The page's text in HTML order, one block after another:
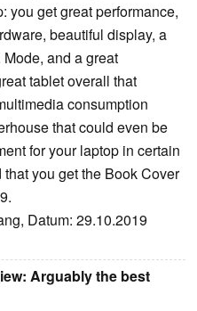
you get great performance,
beautiful display, a
and a great
tablet overall that
consumption
that could even be
for your laptop in certain
you get the Book Cover
Datum: 29.10.2019
Arguably the best